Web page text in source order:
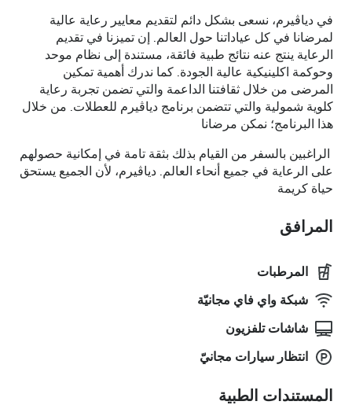
في دياڤيرم، نسعى بشكل دائم لتقديم معايير رعاية عالية
لمرضانا في كل عياداتنا حول العالم. إن تميزنا في تقديم
الرعاية ينتج عنه نتائج طبية فائقة، مستندة إلى نظام موحد
وحوكمة اكلينيكية عالية الجودة. كما ندرك أهمية تمكين
المرضى من خلال ثقافتنا الداعمة والتي تضمن تجربة رعاية
كلوية شمولية والتي تتضمن برنامج دياڤيرم للعطلات. من خلال
هذا البرنامج؛ نمكن مرضانا
الراغبين بالسفر من القيام بذلك بثقة تامة في إمكانية حصولهم
على الرعاية في جميع أنحاء العالم. دياڤيرم، لأن الجميع يستحق
حياة كريمة
المرافق
المرطبات
شبكة واي فاي مجانيّة
شاشات تلفزيون
انتظار سيارات مجانيّ
المستندات الطبية